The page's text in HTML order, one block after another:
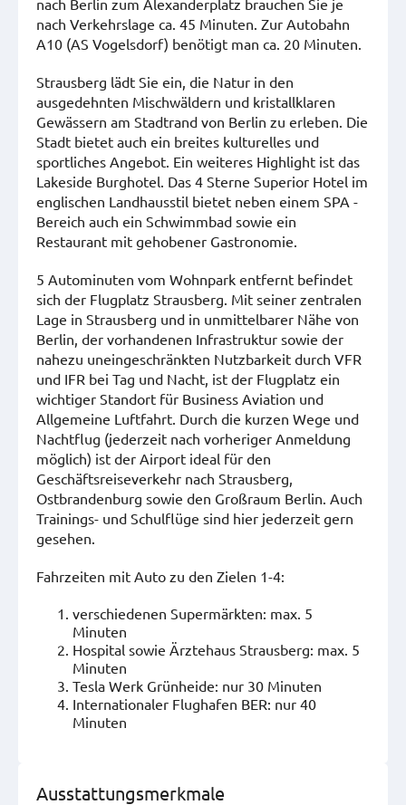
nach Verkehrslage ca. 45 Minuten. Zur Autobahn
A10 (AS Vogelsdorf) benötigt man ca. 20 Minuten.
Strausberg lädt Sie ein, die Natur in den
ausgedehnten Mischwäldern und kristallklaren
Gewässern am Stadtrand von Berlin zu erleben. Die
Stadt bietet auch ein breites kulturelles und
sportliches Angebot. Ein weiteres Highlight ist das
Lakeside Burghotel. Das 4 Sterne Superior Hotel im
englischen Landhausstil bietet neben einem SPA -
Bereich auch ein Schwimmbad sowie ein
Restaurant mit gehobener Gastronomie.
5 Autominuten vom Wohnpark entfernt befindet
sich der Flugplatz Strausberg. Mit seiner zentralen
Lage in Strausberg und in unmittelbarer Nähe von
Berlin, der vorhandenen Infrastruktur sowie der
nahezu uneingeschränkten Nutzbarkeit durch VFR
und IFR bei Tag und Nacht, ist der Flugplatz ein
wichtiger Standort für Business Aviation und
Allgemeine Luftfahrt. Durch die kurzen Wege und
Nachtflug (jederzeit nach vorheriger Anmeldung
möglich) ist der Airport ideal für den
Geschäftsreiseverkehr nach Strausberg,
Ostbrandenburg sowie den Großraum Berlin. Auch
Trainings- und Schulflüge sind hier jederzeit gern
gesehen.
Fahrzeiten mit Auto zu den Zielen 1-4:
verschiedenen Supermärkten: max. 5
Minuten
Hospital sowie Ärztehaus Strausberg: max. 5
Minuten
Tesla Werk Grünheide: nur 30 Minuten
Internationaler Flughafen BER: nur 40
Minuten
Ausstattungsmerkmale